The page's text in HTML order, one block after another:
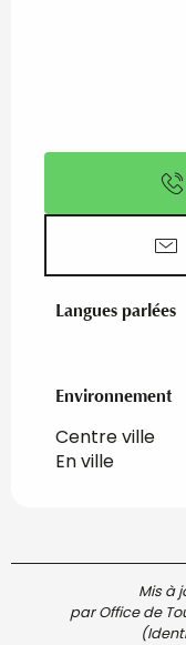
Langues parlées
Langues parlées
Environnement
Environnement
Centre ville
En ville
Mis à
par Office de